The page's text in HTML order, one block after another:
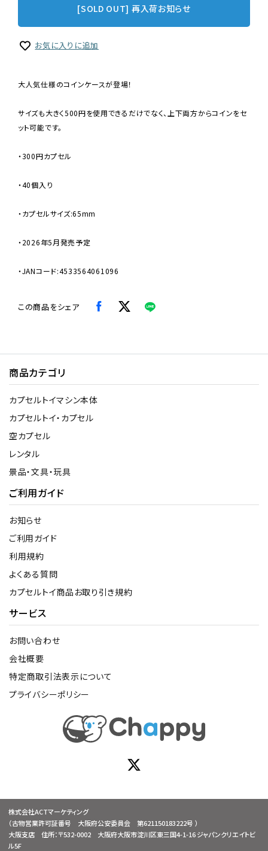
[SOLD OUT] 再入荷お知らせ
お気に入りに追加
大人気仕様のコインケースが登場！
サイズも大きく500円を使用できるだけでなく、上下両方からコインをセ
ット可能です。
・300円カプセル
・40個入り
・カプセルサイズ:65mm
・2026年5月発売予定
・JANコード:4533564061096
この商品をシェア
商品カテゴリ
カプセルトイマシン本体
カプセルトイ・カプセル
空カプセル
レンタル
景品・文具・玩具
ご利用ガイド
お知らせ
ご利用ガイド
利用規約
よくある質問
カプセルトイ商品お取り引き規約
サービス
お問い合わせ
会社概要
特定商取引法表示について
プライバシーポリシー
株式会社ACTマーケティング
（古物営業許可証番号 大阪府公安委員会 第621150183222号 ）
大阪支店 住所：〒532-0002 大阪府大阪市淀川区東三国4-1-16 ジャパンクリエイトビ
ル5F